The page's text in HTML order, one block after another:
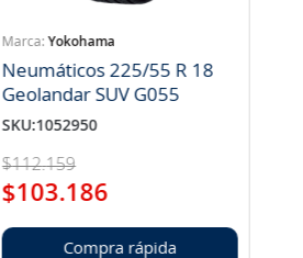
Yokohama
Neumáticos 225/55 R 18
Geolandar SUV G055
SKU:1052950
$112.159
$103.186
Compra rápida